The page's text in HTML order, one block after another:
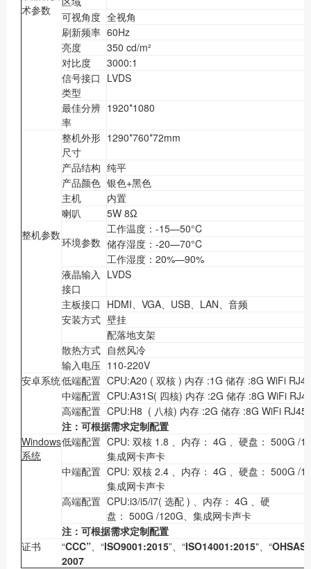
术参数
可视角度 全视角
刷新频率 60Hz
亮度
350 cd/m²
对比度
3000:1
信号接口
类型
LVDS
最佳分辨
率
1920*1080
整机参数
整机外形
尺寸
1290*760*72mm
产品结构 纯平
产品颜色 银色+黑色
主机
内置
喇叭
5W 8Ω
环境参数
工作温度：-15—50°C
储存湿度：-20—70°C
工作湿度：20%—90%
液晶输入
接口
LVDS
主板接口 HDMI、VGA、USB、LAN、音频
安装方式 壁挂
配落地支架
散热方式 自然风冷
输入电压 110-220V
安卓系统低端配置 CPU:A20 ( 双核 ) 内存 :1G 储存 :8G WiFi RJ45
中端配置 CPU:A31S( 四核) 内存 :2G 储存 :8G WiFi
高端配置 CPU:H8 ( 八核) 内存 :2G 储存 :8G WiFi RJ45
注：可根据需求定制配置
Windows
系统
低端配置 CPU: 双核 1.8 、内存： 4G 、硬盘： 500G /
集成网卡声卡
中端配置 CPU: 双核 2.4 、内存： 4G 、硬盘： 500G /
集成网卡声卡
高端配置 CPU:i3/i5/i7( 选配 ) 、内存： 4G 、硬
盘： 500G /120G、集成网卡声卡
注：可根据需求定制配置
证书
“CCC”、“ISO9001:2015”、“ISO14001:2015"、“
2007